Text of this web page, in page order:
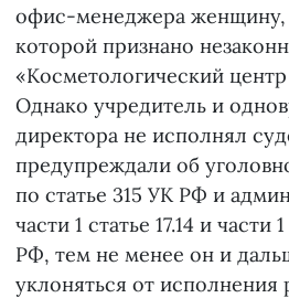
офис-менеджера женщину,
которой признано
«Косметологический
Однако учредитель и
директора не исполнял
предупреждали об
по статье 315 УК РФ и
части 1 статье 17.14 и части
РФ, тем не менее он и
уклоняться от исполнения